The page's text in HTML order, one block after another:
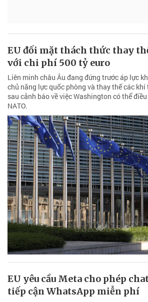
EU đối mặt thách thức thay
với chi phí 500 tỷ euro
Liên minh châu Âu đang đứng trước áp lực
chủ năng lực quốc phòng và thay thế các
sau cảnh báo về việc Washington có thể
NATO.
EU yêu cầu Meta cho phép
tiếp cận WhatsApp miễn phí